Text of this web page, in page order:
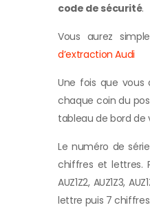
code de sécurité.
Vous aurez
d’extraction Audi
Une fois que vous
chaque coin du
tableau de bord de
Le numéro de
chiffres et lettres.
AUZ1Z2, AUZ1Z3,
lettre puis 7 chiffres.